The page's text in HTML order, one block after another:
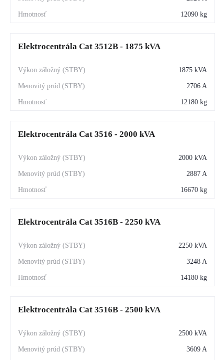
12090 kg
Elektrocentrála Cat 3512B - 1875 kVA
1875 kVA
2706 A
12180 kg
Elektrocentrála Cat 3516 - 2000 kVA
2000 kVA
2887 A
16670 kg
Elektrocentrála Cat 3516B - 2250 kVA
2250 kVA
3248 A
14180 kg
Elektrocentrála Cat 3516B - 2500 kVA
2500 kVA
3609 A